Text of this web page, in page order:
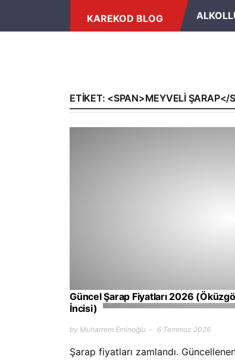
KAREKOD BLOG
ETIKET: <SPAN>MEYVELI ŞARAP</
Güncel Şarap Fiyatları 2026
İncisi)
by Muharrem Eminoğlu 6 Temmuz 2026
Şarap fiyatları zamlandı.